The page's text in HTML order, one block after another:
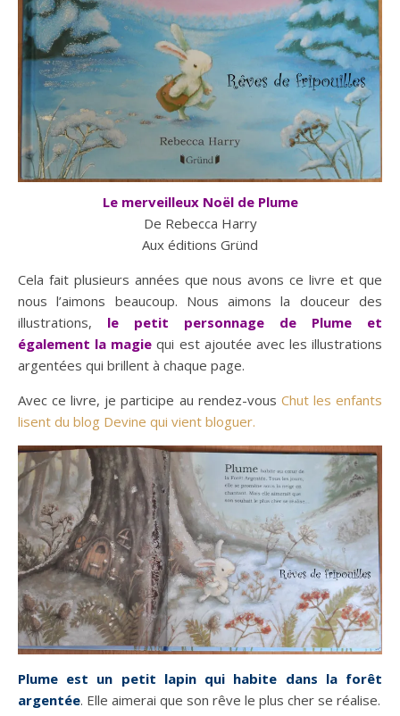
Le merveilleux Noël de Plume
De Rebecca Harry
Aux éditions Gründ
Cela fait plusieurs années que nous avons ce livre et que
nous l’aimons beaucoup. Nous aimons la douceur des
illustrations, le petit personnage de Plume et
également la magie qui est ajoutée avec les illustrations
argentées qui brillent à chaque page.
Avec ce livre, je participe au rendez-vous Chut les enfants
lisent du blog Devine qui vient bloguer.
Plume est un petit lapin qui habite dans la forêt
argentée. Elle aimerai que son rêve le plus cher se réalise.